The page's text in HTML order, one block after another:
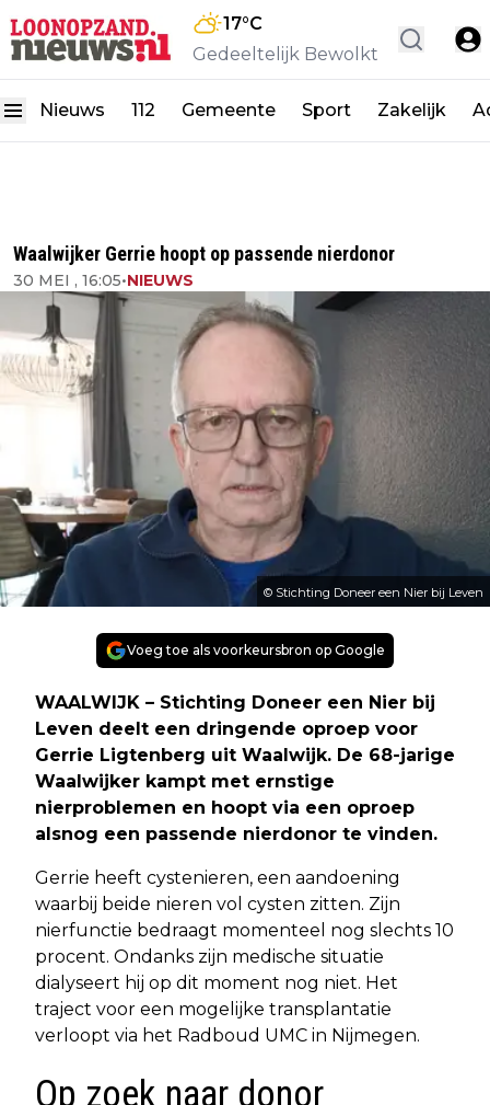
17°C
Gedeeltelijk Bewolkt
Nieuws 112 Gemeente Sport Zakelijk
Waalwijker Gerrie hoopt op passende nierdonor
30 MEI , 16:05•NIEUWS
© Stichting Doneer een Nier bij Leven
Voeg toe als voorkeursbron op Google
WAALWIJK – Stichting Doneer een Nier bij
Leven deelt een dringende oproep voor
Gerrie Ligtenberg uit Waalwijk. De 68-jarige
Waalwijker kampt met ernstige
nierproblemen en hoopt via een oproep
alsnog een passende nierdonor te vinden.
Gerrie heeft cystenieren, een aandoening
waarbij beide nieren vol cysten zitten. Zijn
nierfunctie bedraagt momenteel nog slechts 10
procent. Ondanks zijn medische situatie
dialyseert hij op dit moment nog niet. Het
traject voor een mogelijke transplantatie
verloopt via het Radboud UMC in Nijmegen.
Op zoek naar donor